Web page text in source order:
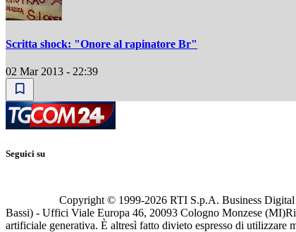
Scritta shock: "Onore al rapinatore Br"
02 Mar 2013 - 22:39
Seguici su
Copyright © 1999-2026 RTI S.p.A. Business
Bassi) - Uffici Viale Europa 46, 20093 Cologno Monzese (MI)
artificiale generativa. È altresì fatto divieto espresso di utilizzare